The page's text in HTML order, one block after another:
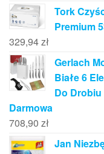
Tork
Premium
329,94zł
Gerlach
Białe 6
Do Drobiu
Darmowa
708,90 zł
Jan